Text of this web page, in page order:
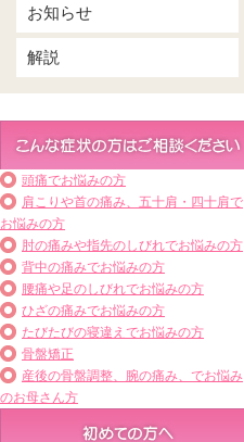
お知らせ
解説
頭痛でお悩みの方
肩こりや首の痛み、五十肩・四十肩で
お悩みの方
肘の痛みや指先のしびれでお悩みの方
背中の痛みでお悩みの方
腰痛や足のしびれでお悩みの方
ひざの痛みでお悩みの方
たびたびの寝違えでお悩みの方
骨盤矯正
産後の骨盤調整、腕の痛み、でお悩み
のお母さん方